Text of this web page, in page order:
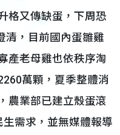
又傳缺蛋，下周恐
清，目前國內蛋雛雞
產老母雞也依秩序淘
萬顆，夏季整體消
農業部已建立殼蛋滾
需求，並無媒體報導